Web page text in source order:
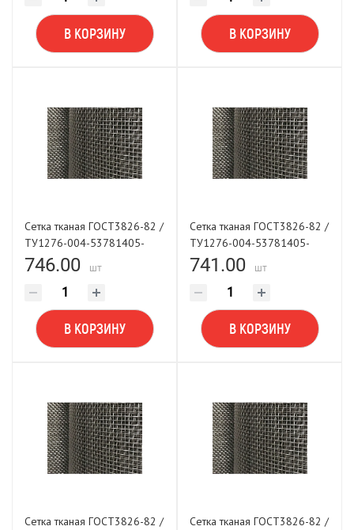
В КОРЗИНУ В КОРЗИНУ
Сетка тканая ГОСТ3826-82 /
ТУ1276-004-53781405-
2001 0,5х0,3х1000
746.00 шт
В КОРЗИНУ
Сетка тканая ГОСТ3826-82 /
ТУ1276-004-53781405-
2001 0,7х0,32х1000
741.00 шт
В КОРЗИНУ
Сетка тканая ГОСТ3826-82 /
Сетка тканая ГОСТ3826-82 /